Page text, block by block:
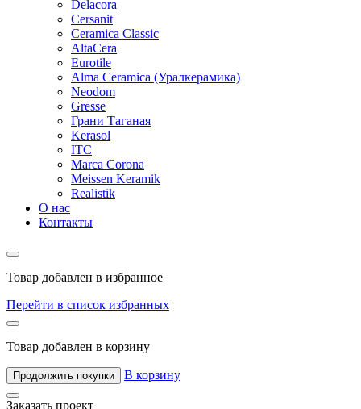
Delacora
Cersanit
Ceramica Classic
AltaCera
Eurotile
Alma Ceramica (Уралкерамика)
Neodom
Gresse
Грани Таганая
Kerasol
ITC
Marca Corona
Meissen Keramik
Realistik
О нас
Контакты
Товар добавлен в избранное
Перейти в список избранных
Товар добавлен в корзину
Продолжить покупки В корзину
Заказать проект